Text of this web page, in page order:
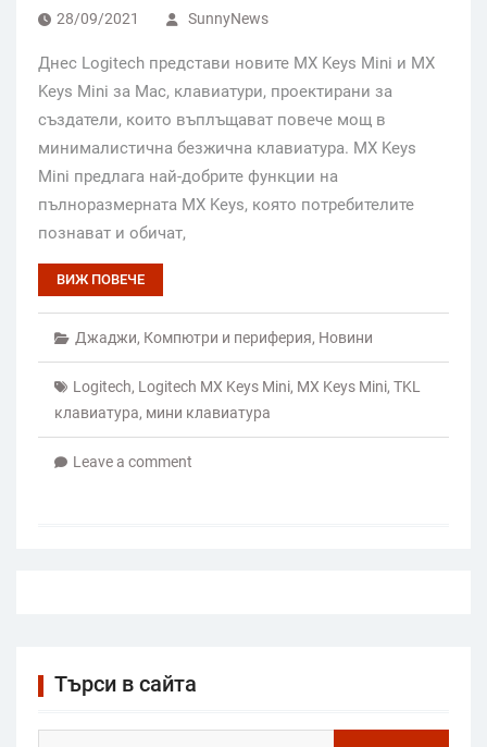
28/09/2021 SunnyNews
Днес Logitech представи новите MX Keys Mini и MX
Keys Mini за Mac, клавиатури, проектирани за
създатели, които въплъщават повече мощ в
минималистична безжична клавиатура. MX Keys
Mini предлага най-добрите функции на
пълноразмерната MX Keys, която потребителите
познават и обичат,
ВИЖ ПОВЕЧЕ
Джаджи, Компютри и периферия, Новини
Logitech, Logitech MX Keys Mini, MX Keys Mini, TKL
клавиатура, мини клавиатура
Leave a comment
Търси в сайта